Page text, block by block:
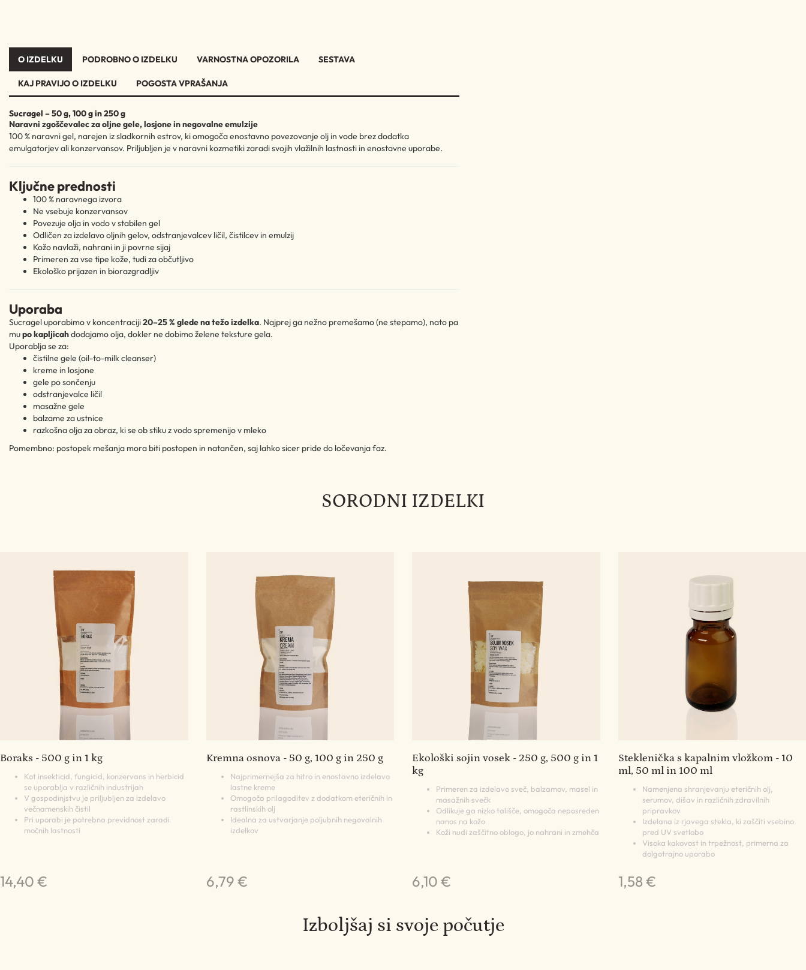
O IZDELKU PODROBNO O IZDELKU VARNOSTNA OPOZORILA SESTAVA
KAJ PRAVIJO O IZDELKU POGOSTA VPRAŠANJA
Sucragel – 50 g, 100 g in 250 g
Naravni zgoščevalec za oljne gele, losjone in negovalne emulzije
100 % naravni gel, narejen iz sladkornih estrov, ki omogoča enostavno povezovanje olj in vode brez dodatka
emulgatorjev ali konzervansov. Priljubljen je v naravni kozmetiki zaradi svojih vlažilnih lastnosti in enostavne uporabe.
Ključne prednosti
100 % naravnega izvora
Ne vsebuje konzervansov
Povezuje olja in vodo v stabilen gel
Odličen za izdelavo oljnih gelov, odstranjevalcev ličil, čistilcev in emulzij
Kožo navlaži, nahrani in ji povrne sijaj
Primeren za vse tipe kože, tudi za občutljivo
Ekološko prijazen in biorazgradljiv
Uporaba
Sucragel uporabimo v koncentraciji20–25 % glede na težo izdelka. Najprej ga nežno premešamo (ne stepamo), nato pa
mupo kapljicahdodajamo olja, dokler ne dobimo želene teksture gela.
Uporablja se za:
čistilne gele (oil-to-milk cleanser)
kreme in losjone
gele po sončenju
odstranjevalce ličil
masažne gele
balzame za ustnice
razkošna olja za obraz, ki se ob stiku z vodo spremenijo v mleko
Pomembno: postopek mešanja mora biti postopen in natančen, saj lahko sicer pride do ločevanja faz.
SORODNI IZDELKI
Boraks - 500 g in 1 kg
Kot insekticid, fungicid, konzervans in herbicid
se uporablja v različnih industrijah
V gospodinjstvu je priljubljen za izdelavo
večnamenskih čistil
Pri uporabi je potrebna previdnost zaradi
močnih lastnosti
14,40 €
Kremna osnova - 50 g, 100 g in 250 g
Najprimernejša za hitro in enostavno izdelavo
lastne kreme
Omogoča prilagoditev z dodatkom eteričnih in
rastlinskih olj
Idealna za ustvarjanje poljubnih negovalnih
izdelkov
6,79 €
Ekološki sojin vosek - 250 g, 500 g in 1
kg
Primeren za izdelavo sveč, balzamov, masel in
masažnih svečk
Odlikuje ga nizko tališče, omogoča neposreden
nanos na kožo
Koži nudi zaščitno oblogo, jo nahrani in zmehča
6,10 €
Steklenička s kapalnim vložkom - 10
ml, 50 ml in 100 ml
Namenjena shranjevanju eteričnih olj,
serumov, dišav in različnih zdravilnih
pripravkov
Izdelana iz rjavega stekla, ki zaščiti vsebino
pred UV svetlobo
Visoka kakovost in trpežnost, primerna za
dolgotrajno uporabo
1,58 €
Izboljšaj si svoje počutje